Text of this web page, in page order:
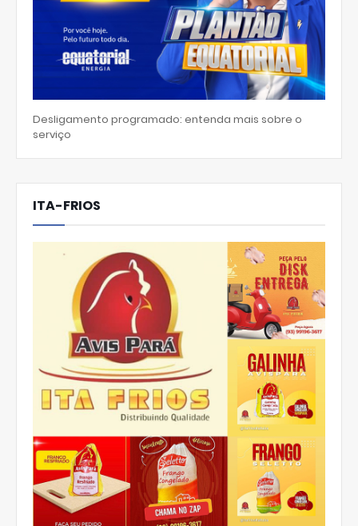
Desligamento programado: entenda mais sobre o
serviço
ITA-FRIOS